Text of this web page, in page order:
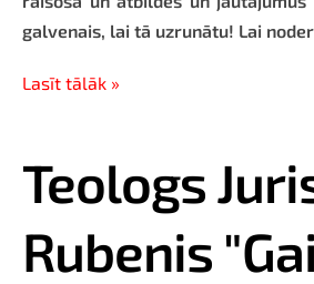
galvenais, lai tā uzrunātu! Lai
Lasīt tālāk »
Teologs
Rubenis